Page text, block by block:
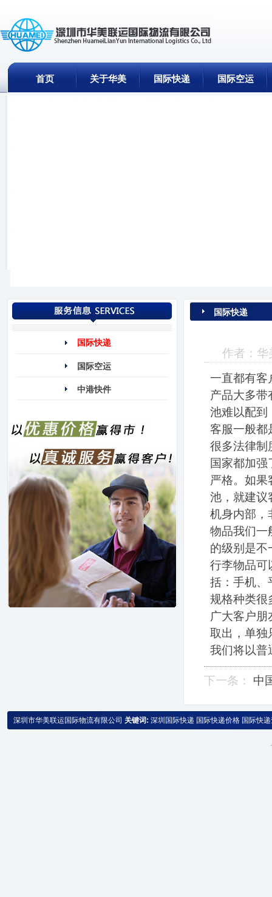
首页 关于华美 国际快递 国际空运
国际快递
国际空运
中港快件
国际快递
作者：
一直都有客
产品大多带
池难以配到
客服一般都
很多法律制
国家都加
严格。如
池，就建议
机身内部，
物品我们一
的级别是不
行李物品可
括：手机、
规格种类很
广大客户
取出，单独
我们将以普
下一条： 中
深圳市华美联运国际物流有限公司 关键词: 深圳国际快递 国际快递价格 国际快